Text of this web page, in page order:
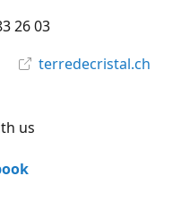
26 03
terredecristal.ch
us